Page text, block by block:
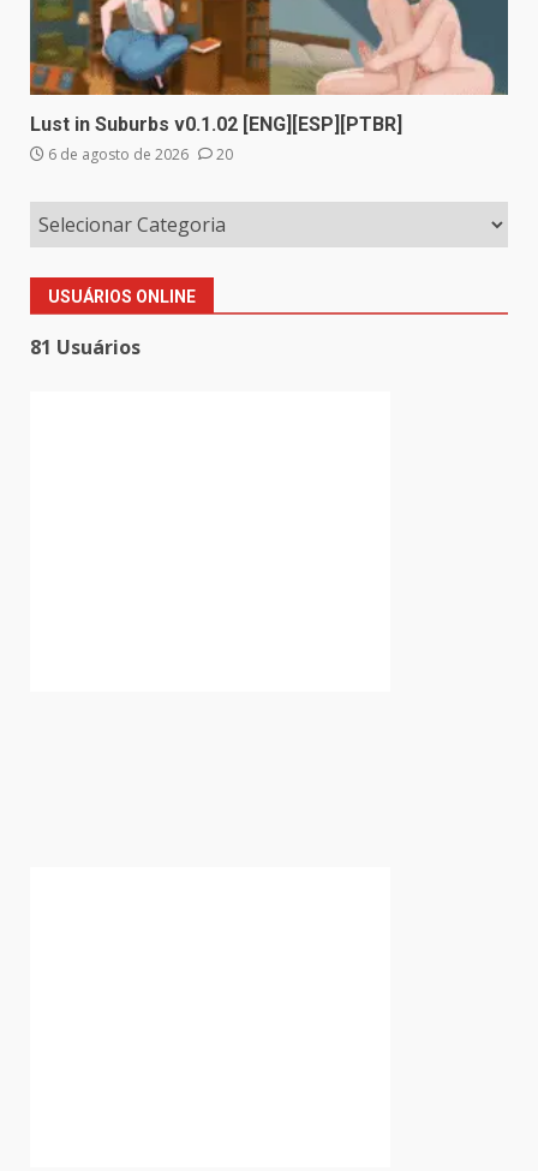
Lust in Suburbs v0.1.02 [ENG][ESP][PTBR]
6 de agosto de 2026 20
USUÁRIOS ONLINE
81 Usuários